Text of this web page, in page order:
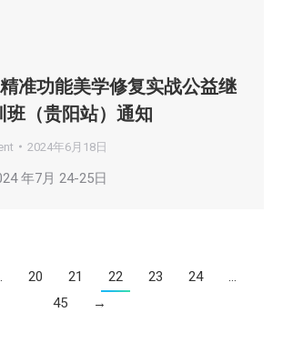
准功能美学修复实战公益继
班（贵阳站）通知
2024年6月18日
年7月 24-25日
20 21 22 23 24
…
45
→